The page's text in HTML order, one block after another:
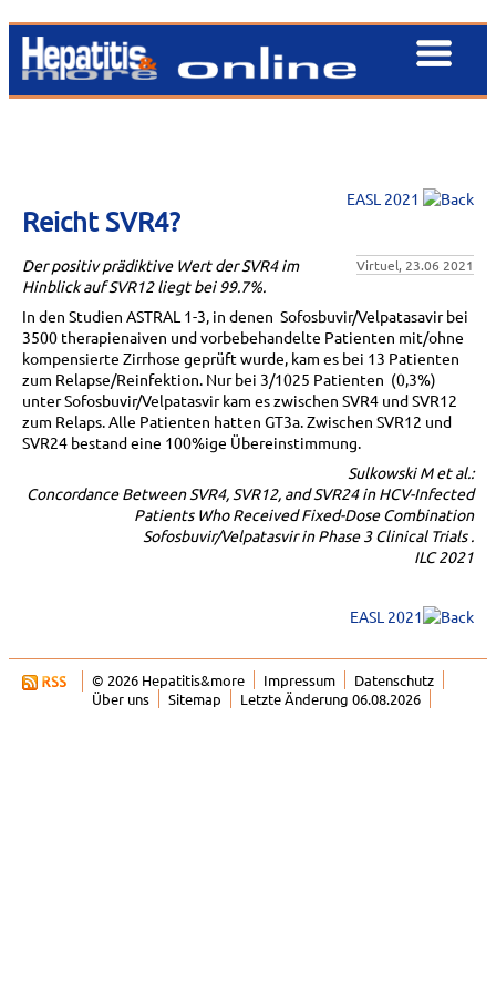
EASL 2021
Reicht SVR4?
Virtuel, 23.06 2021
Der positiv prädiktive Wert der SVR4 im
Hinblick auf SVR12 liegt bei 99.7%.
In den Studien ASTRAL 1-3, in denen Sofosbuvir/Velpatasavir bei
3500 therapienaiven und vorbebehandelte Patienten mit/ohne
kompensierte Zirrhose geprüft wurde, kam es bei 13 Patienten
zum Relapse/Reinfektion. Nur bei 3/1025 Patienten (0,3%)
unter Sofosbuvir/Velpatasvir kam es zwischen SVR4 und SVR12
zum Relaps. Alle Patienten hatten GT3a. Zwischen SVR12 und
SVR24 bestand eine 100%ige Übereinstimmung.
Sulkowski M et al.:
Concordance Between SVR4, SVR12, and SVR24 in HCV-Infected
Patients Who Received Fixed-Dose Combination
Sofosbuvir/Velpatasvir in Phase 3 Clinical Trials .
ILC 2021
EASL 2021
© 2026 Hepatitis&more Impressum
Datenschutz
Über uns
Sitemap Letzte Änderung 06.08.2026